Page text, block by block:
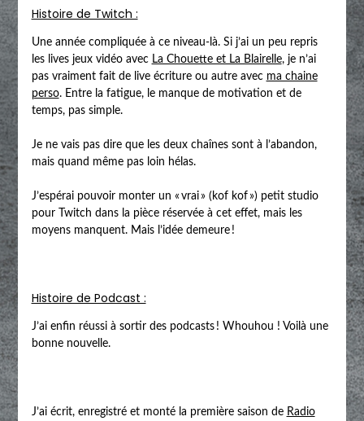
Histoire de Twitch :
Une année compliquée à ce niveau-là. Si j’ai un peu repris
les lives jeux vidéo avec La Chouette et La Blairelle, je n’ai
pas vraiment fait de live écriture ou autre avec ma chaine
perso. Entre la fatigue, le manque de motivation et de
temps, pas simple.
Je ne vais pas dire que les deux chaînes sont à l’abandon,
mais quand même pas loin hélas.
J’espérai pouvoir monter un « vrai » (kof kof ») petit studio
pour Twitch dans la pièce réservée à cet effet, mais les
moyens manquent. Mais l’idée demeure !
Histoire de Podcast :
J’ai enfin réussi à sortir des podcasts ! Whouhou ! Voilà une
bonne nouvelle.
J’ai écrit, enregistré et monté la première saison de Radio